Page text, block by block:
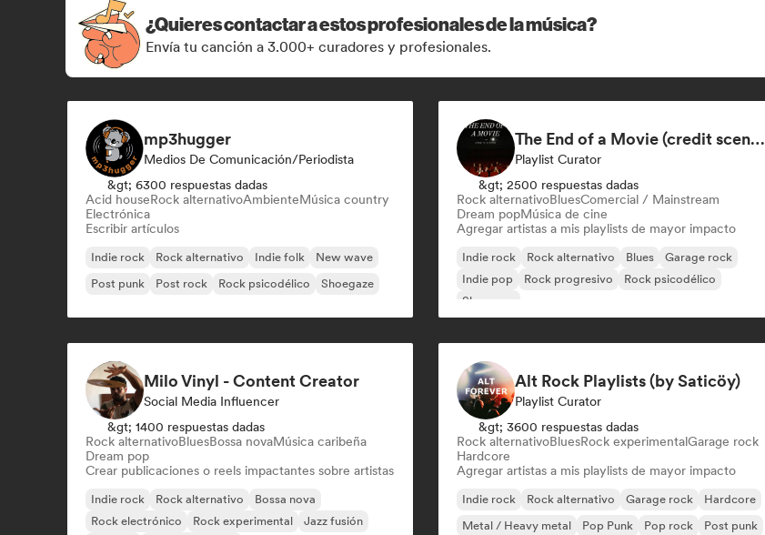
¿Quieres contactar a estos profesionales de la música?
Envía tu canción a 3.000+ curadores y profesionales.
mp3hugger
Medios De Comunicación/Periodista
&gt; 6300 respuestas dadas
Acid houseRock alternativoAmbienteMúsica country
Electrónica
Escribir artículos
Indie rock Rock alternativo Indie folk
New wave
Post punk
Post rock Rock psicodélico Shoegaze
The End of a Movie (credit scenes) 🎞️ Cinematic Dream Pop & Bedroom Indie
Playlist Curator
&gt; 2500 respuestas dadas
Rock alternativoBluesComercial / Mainstream
Dream popMúsica de cine
Agregar artistas a mis playlists de mayor impacto
Indie rock Rock alternativo Blues
Garage rock
Indie pop
Rock progresivo
Rock psicodélico
Shoegaze
Milo Vinyl - Content Creator
Social Media Influencer
&gt; 1400 respuestas dadas
Rock alternativoBluesBossa novaMúsica caribeña
Dream pop
Crear publicaciones o reels impactantes sobre artistas
Indie rock Rock alternativo
Bossa nova
Rock electrónico
Rock experimental
Jazz fusión
Alt Rock Playlists (by Saticöy)
Playlist Curator
&gt; 3600 respuestas dadas
Rock alternativoBluesRock experimentalGarage rock
Hardcore
Agregar artistas a mis playlists de mayor impacto
Indie rock Rock alternativo Garage rock
Hardcore
Metal / Heavy metal
Pop Punk Pop rock Post punk